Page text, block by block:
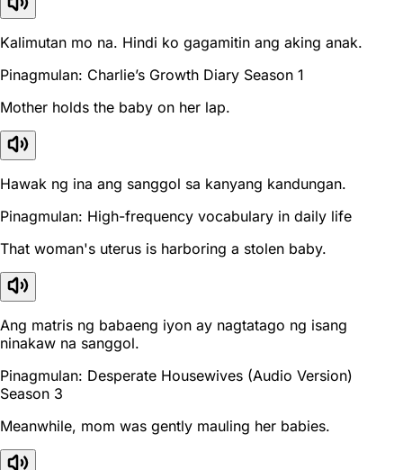
Kalimutan mo na. Hindi ko gagamitin ang aking anak.
Pinagmulan: Charlie’s Growth Diary Season 1
Mother holds the baby on her lap.
Hawak ng ina ang sanggol sa kanyang kandungan.
Pinagmulan: High-frequency vocabulary in daily life
That woman's uterus is harboring a stolen baby.
Ang matris ng babaeng iyon ay nagtatago ng isang
ninakaw na sanggol.
Pinagmulan: Desperate Housewives (Audio Version)
Season 3
Meanwhile, mom was gently mauling her babies.